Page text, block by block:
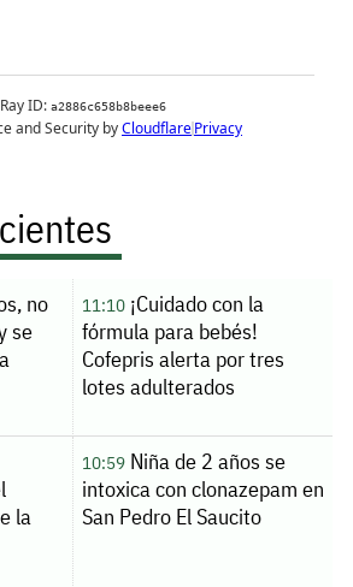
no
se
11:10¡Cuidado con la
fórmula para bebés!
Cofepris alerta por tres
lotes adulterados
la
10:59Niña de 2 años se
intoxica con clonazepam en
San Pedro El Saucito